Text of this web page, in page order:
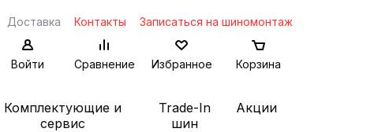
Доставка Контакты Записаться на шиномонтаж
Войти Сравнение Избранное Корзина
Комплектующие и
сервис
Trade-In
шин
Акции